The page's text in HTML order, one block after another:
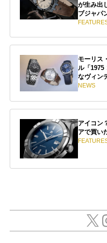
が生み出
ブジャパ
モーリス
ル「1975
なヴィン
NEWS
アイコン
アで買い